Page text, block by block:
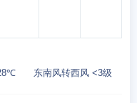
东南风转西风 <3级